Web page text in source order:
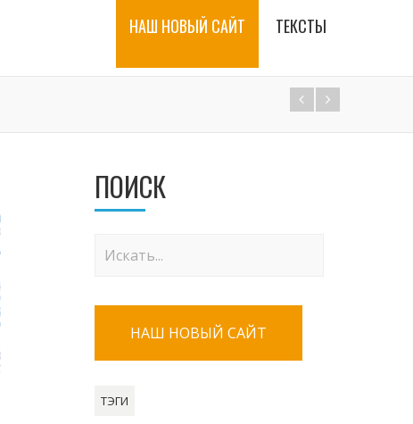
НАШ НОВЫЙ САЙТ ТЕКСТЫ
ПОИСК
НАШ НОВЫЙ САЙТ
ТЭГИ